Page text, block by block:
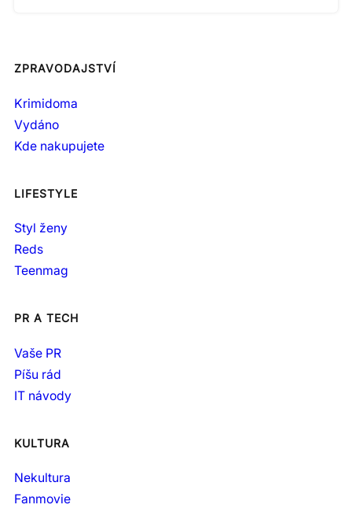
ZPRAVODAJSTVÍ
Krimidoma
Vydáno
Kde nakupujete
LIFESTYLE
Styl ženy
Reds
Teenmag
PR A TECH
Vaše PR
Píšu rád
IT návody
KULTURA
Nekultura
Fanmovie